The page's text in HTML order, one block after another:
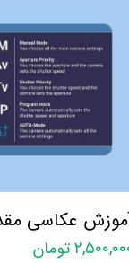
عکاسی
تومان